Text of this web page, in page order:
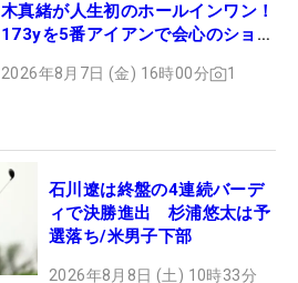
木真緒が人生初のホールインワン！
173yを5番アイアンで会心のショッ
2026年8月7日 (金) 16時00分 1
石川遼は終盤の4連続バーデ
ィで決勝進出 杉浦悠太は予
選落ち/米男子下部
2026年8月8日 (土) 10時33分